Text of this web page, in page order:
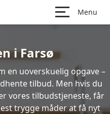
Menu
i Farsø
en uoverskuelig opgave –
tilbud. Men hvis du
vores tilbudstjeneste, får
trygge måder at få nyt